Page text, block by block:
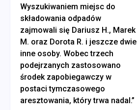
Wyszukiwaniem miejsc do
składowania odpadów
zajmowali się Dariusz H., Marek
M. oraz Dorota R. i jeszcze dwie
inne osoby. Wobec trzech
podejrzanych zastosowano
środek zapobiegawczy w
postaci tymczasowego
aresztowania, który trwa nadal.”